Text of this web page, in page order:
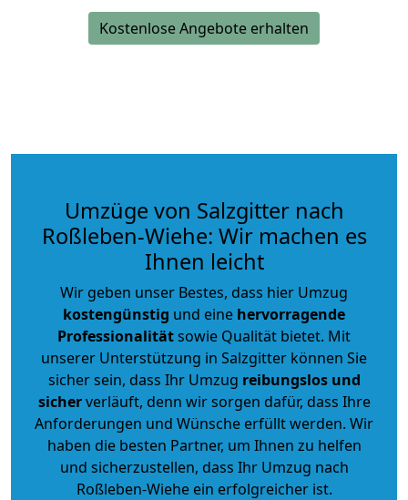
Kostenlose Angebote erhalten
Umzüge von Salzgitter nach
Roßleben-Wiehe: Wir machen es
Ihnen leicht
Wir geben unser Bestes, dass hier Umzug
kostengünstig und eine hervorragende
Professionalitätsowie Qualität bietet. Mit
unserer Unterstützung in Salzgitter können Sie
sicher sein, dass Ihr Umzug reibungslos und
sicherverläuft, denn wir sorgen dafür, dass Ihre
Anforderungen und Wünsche erfüllt werden. Wir
haben die besten Partner, um Ihnen zu helfen
und sicherzustellen, dass Ihr Umzug nach
Roßleben-Wiehe ein erfolgreicher ist.